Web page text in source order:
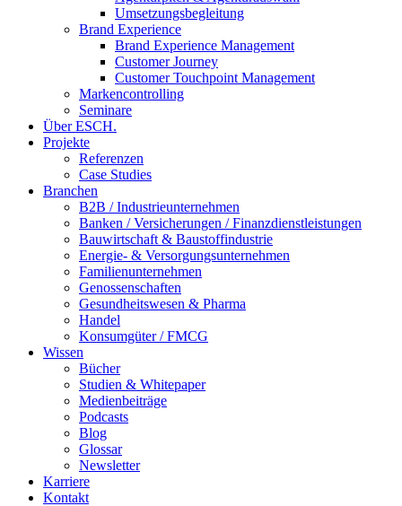
Umsetzungsbegleitung
Brand Experience
Brand Experience Management
Customer Journey
Customer Touchpoint Management
Markencontrolling
Seminare
Über ESCH.
Projekte
Referenzen
Case Studies
Branchen
B2B / Industrieunternehmen
Banken / Versicherungen / Finanzdienstleistungen
Bauwirtschaft & Baustoffindustrie
Energie- & Versorgungsunternehmen
Familienunternehmen
Genossenschaften
Gesundheitswesen & Pharma
Handel
Konsumgüter / FMCG
Wissen
Bücher
Studien & Whitepaper
Medienbeiträge
Podcasts
Blog
Glossar
Newsletter
Karriere
Kontakt